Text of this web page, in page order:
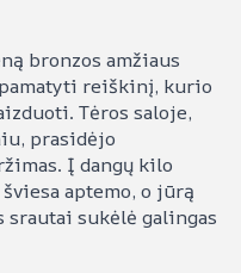
bronzos amžiaus
reiškinį, kurio
Tėros saloje,
prasidėjo
Į dangų kilo
aptemo, o jūrą
srautai sukėlė galingas